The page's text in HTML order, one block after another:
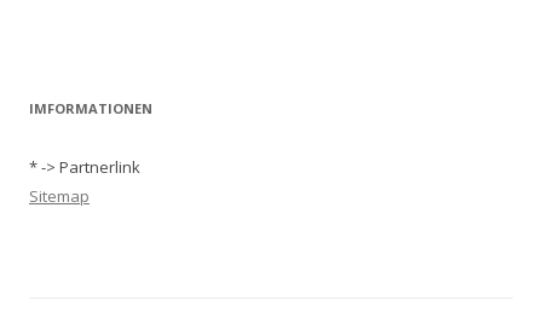
IMFORMATIONEN
* -> Partnerlink
Sitemap